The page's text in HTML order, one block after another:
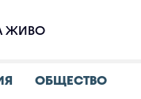
ЖИВО
ОБЩЕСТВО